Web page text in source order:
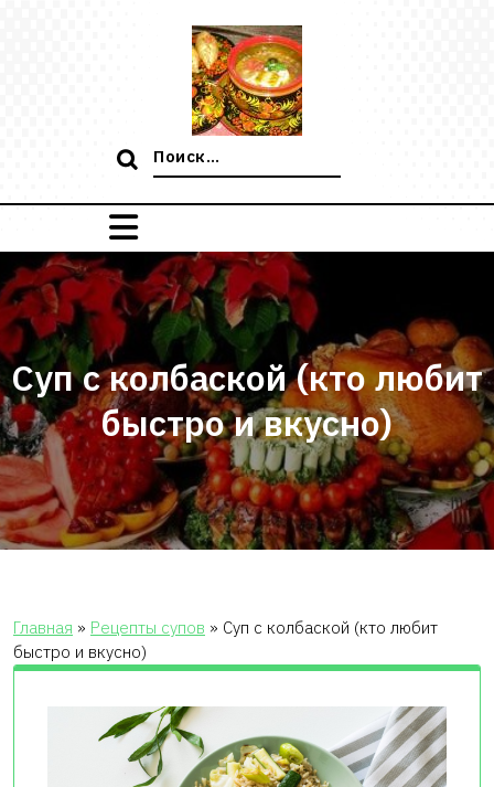
Поиск:
Суп с колбаской (кто любит
быстро и вкусно)
Главная » Рецепты супов » Суп с колбаской (кто любит
быстро и вкусно)